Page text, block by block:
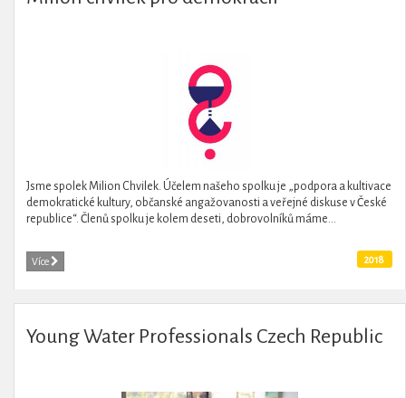
Jsme spolek Milion Chvilek. Účelem našeho spolku je „podpora a kultivace
demokratické kultury, občanské angažovanosti a veřejné diskuse v České
republice“. Členů spolku je kolem deseti, dobrovolníků máme...
Více 2018
Young Water Professionals Czech Republic